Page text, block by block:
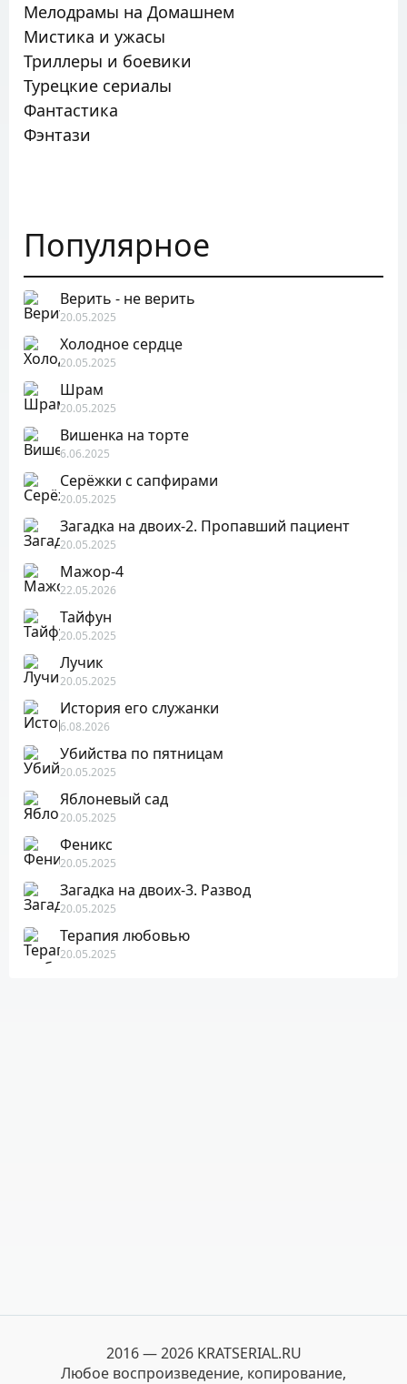
Мелодрамы на Домашнем
Мистика и ужасы
Триллеры и боевики
Турецкие сериалы
Фантастика
Фэнтази
Популярное
Верить - не верить
20.05.2025
Холодное сердце
20.05.2025
Шрам
20.05.2025
Вишенка на торте
6.06.2025
Серёжки с сапфирами
20.05.2025
Загадка на двоих-2. Пропавший пациент
20.05.2025
Мажор-4
22.05.2026
Тайфун
20.05.2025
Лучик
20.05.2025
История его служанки
6.08.2026
Убийства по пятницам
20.05.2025
Яблоневый сад
20.05.2025
Феникс
20.05.2025
Загадка на двоих-3. Развод
20.05.2025
Терапия любовью
20.05.2025
2016 — 2026 KRATSERIAL.RU
Любое воспроизведение, копирование,